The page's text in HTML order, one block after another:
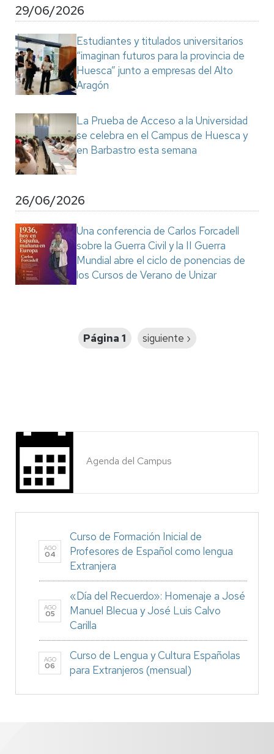
29/06/2026
Estudiantes y titulados universitarios
“imaginan futuros para la provincia de
Huesca” junto a empresas del Alto
Aragón
La Prueba de Acceso a la Universidad
se celebra en el Campus de Huesca y
en Barbastro esta semana
26/06/2026
Una conferencia de Carlos Forcadell
sobre la Guerra Civil y la II Guerra
Mundial abre el ciclo de ponencias de
los Cursos de Verano de Unizar
Página 1
Siguiente
siguiente ›
Agenda del Campus
AGO
04
Curso de Formación Inicial de
Profesores de Español como lengua
Extranjera
AGO
05
«Día del Recuerdo»: Homenaje a José
Manuel Blecua y José Luis Calvo
Carilla
AGO
06
Curso de Lengua y Cultura Españolas
para Extranjeros (mensual)